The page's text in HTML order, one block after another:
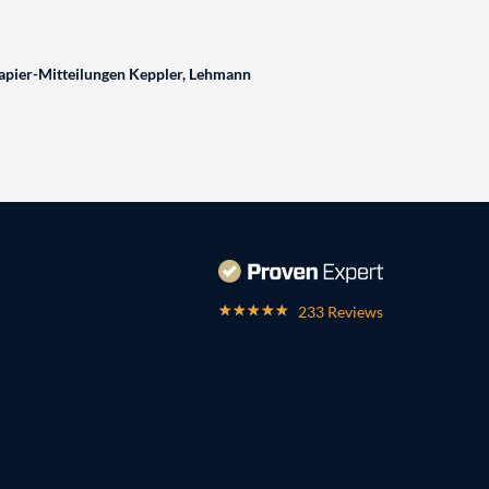
Mitteilungen Keppler, Lehmann
233 Reviews